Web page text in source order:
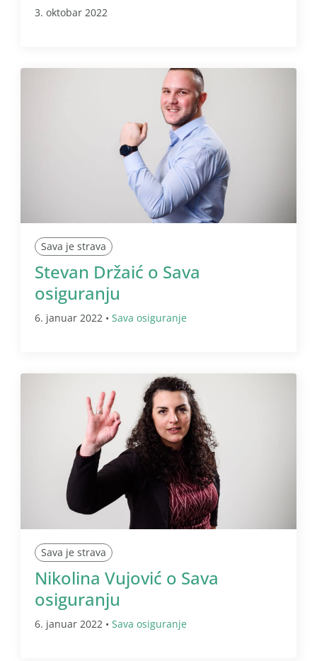
3. oktobar 2022
Sava je strava
Stevan Držaić o Sava
osiguranju
6. januar 2022 • Sava osiguranje
Sava je strava
Nikolina Vujović o Sava
osiguranju
6. januar 2022 • Sava osiguranje